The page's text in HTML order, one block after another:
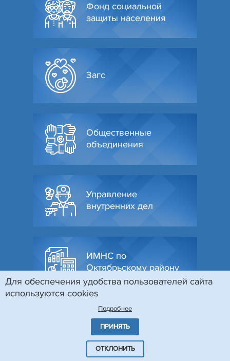
Фонд социальной
защиты населения
Загс
Общественные
объединения
Управление
внутренних дел
ИМНС по
Октябрьскому району
© Администрация Октябрьского района г. Гродно, 2026
Разработка и поддержка сайта БЕЛТА
Для обеспечения удобства пользователей сайта
используются cookies
Подробнее
ПРИНЯТЬ
ОТКЛОНИТЬ